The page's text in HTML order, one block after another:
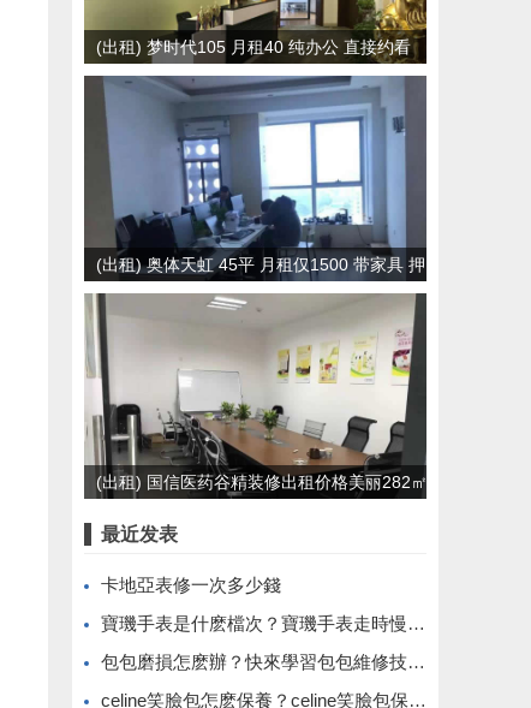
(出租) 梦时代105 月租40 纯办公 直接约看
房！
(出租) 奥体天虹 45平 月租仅1500 带家具 押
一付一
(出租) 国信医药谷精装修出租价格美丽282㎡
最近发表
卡地亞表修一次多少錢
寶璣手表是什麽檔次？寶璣手表走時慢怎麽調？
​包包磨損怎麽辦？快來學習包包維修技巧吧！
​celine笑臉包怎麽保養？celine笑臉包保養方法有哪些？